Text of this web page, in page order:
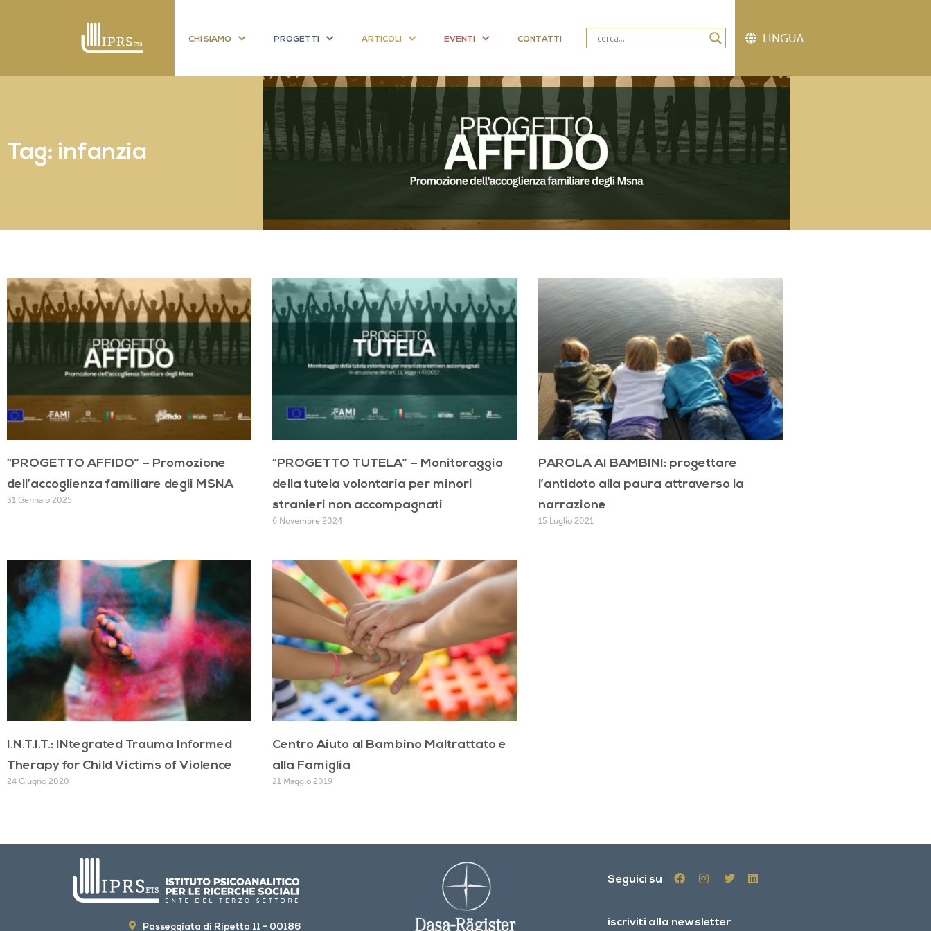
CHI SIAMO PROGETTI ARTICOLI EVENTI CONTATTI
Tag: infanzia
“PROGETTO AFFIDO” – Promozione
dell’accoglienza familiare degli MSNA
31 Gennaio 2025
“PROGETTO TUTELA” – Monitoraggio
della tutela volontaria per minori
stranieri non accompagnati
6 Novembre 2024
PAROLA AI BAMBINI: progettare
l’antidoto alla paura attraverso la
narrazione
15 Luglio 2021
I.N.T.I.T.: INtegrated Trauma Informed
Therapy for Child Victims of Violence
24 Giugno 2020
Centro Aiuto al Bambino Maltrattato e
alla Famiglia
21 Maggio 2019
Passeggiata di Ripetta 11 - 00186
Seguici su
iscriviti alla newsletter